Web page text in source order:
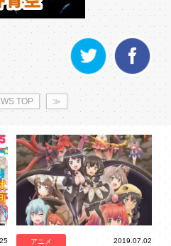
TOP ≫
アニメ 2019.07.02